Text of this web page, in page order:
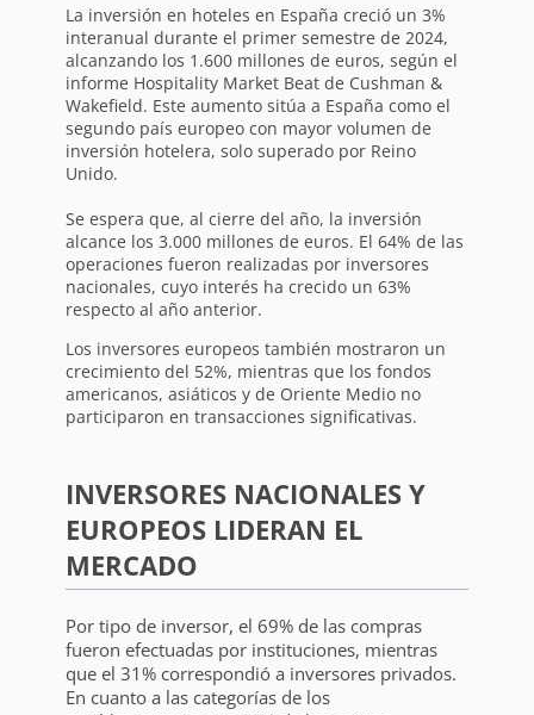
La inversión en hoteles en España creció un 3%
interanual durante el primer semestre de 2024,
alcanzando los 1.600 millones de euros, según el
informe Hospitality Market Beat de Cushman &
Wakefield. Este aumento sitúa a España como el
segundo país europeo con mayor volumen de
inversión hotelera, solo superado por Reino
Unido.
Se espera que, al cierre del año, la inversión
alcance los 3.000 millones de euros. El 64% de las
operaciones fueron realizadas por inversores
nacionales, cuyo interés ha crecido un 63%
respecto al año anterior.
Los inversores europeos también mostraron un
crecimiento del 52%, mientras que los fondos
americanos, asiáticos y de Oriente Medio no
participaron en transacciones significativas.
INVERSORES NACIONALES Y
EUROPEOS LIDERAN EL
MERCADO
Por tipo de inversor, el 69% de las compras
fueron efectuadas por instituciones, mientras
que el 31% correspondió a inversores privados.
En cuanto a las categorías de los